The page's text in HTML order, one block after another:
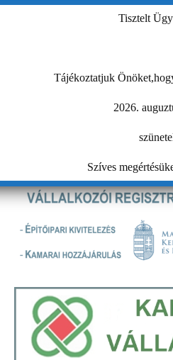
Tisztelt
Tájékoztatjuk
2026.
Szíves